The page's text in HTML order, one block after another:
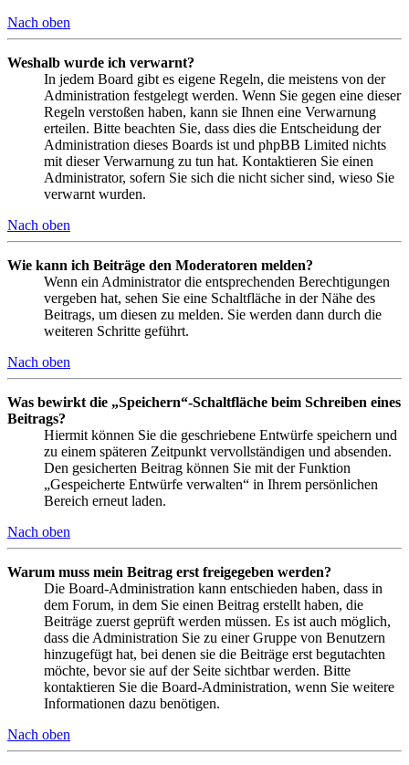
Nach oben
Weshalb wurde ich verwarnt?
In jedem Board gibt es eigene Regeln, die meistens von der
Administration festgelegt werden. Wenn Sie gegen eine dieser
Regeln verstoßen haben, kann sie Ihnen eine Verwarnung
erteilen. Bitte beachten Sie, dass dies die Entscheidung der
Administration dieses Boards ist und phpBB Limited nichts
mit dieser Verwarnung zu tun hat. Kontaktieren Sie einen
Administrator, sofern Sie sich die nicht sicher sind, wieso Sie
verwarnt wurden.
Nach oben
Wie kann ich Beiträge den Moderatoren melden?
Wenn ein Administrator die entsprechenden Berechtigungen
vergeben hat, sehen Sie eine Schaltfläche in der Nähe des
Beitrags, um diesen zu melden. Sie werden dann durch die
weiteren Schritte geführt.
Nach oben
Was bewirkt die „Speichern“-Schaltfläche beim Schreiben eines
Beitrags?
Hiermit können Sie die geschriebene Entwürfe speichern und
zu einem späteren Zeitpunkt vervollständigen und absenden.
Den gesicherten Beitrag können Sie mit der Funktion
„Gespeicherte Entwürfe verwalten“ in Ihrem persönlichen
Bereich erneut laden.
Nach oben
Warum muss mein Beitrag erst freigegeben werden?
Die Board-Administration kann entschieden haben, dass in
dem Forum, in dem Sie einen Beitrag erstellt haben, die
Beiträge zuerst geprüft werden müssen. Es ist auch möglich,
dass die Administration Sie zu einer Gruppe von Benutzern
hinzugefügt hat, bei denen sie die Beiträge erst begutachten
möchte, bevor sie auf der Seite sichtbar werden. Bitte
kontaktieren Sie die Board-Administration, wenn Sie weitere
Informationen dazu benötigen.
Nach oben